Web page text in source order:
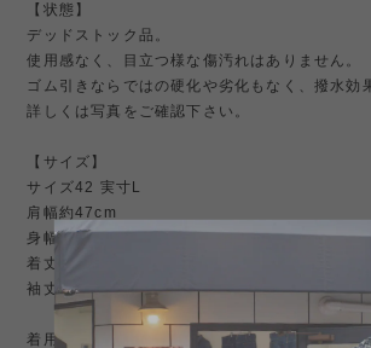
【状態】
デッドストック品。
使用感なく、目立つ様な傷汚れはありません。
ゴム引きならではの硬化や劣化もなく、撥水効
詳しくは写真をご確認下さい。
【サイズ】
サイズ42 実寸L
肩幅約47cm
身幅約58cm
着丈約98cm
袖丈約68cm
着用モデル185cm85kg